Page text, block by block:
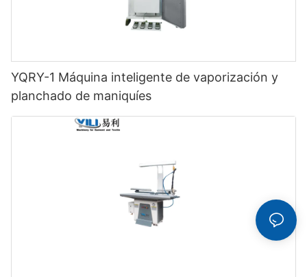
YQRY-1 Máquina inteligente de vaporización y
planchado de maniquíes